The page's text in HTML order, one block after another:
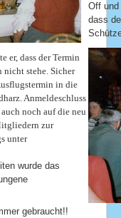
Off und
dass
er, dass der Termin
nicht stehe. Sicher
in die
Anmeldeschluss
noch auf die neu
zur
unter
wurde das
gebraucht!!